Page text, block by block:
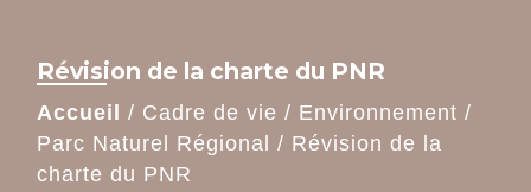
Révision de la charte du PNR
Accueil / Cadre de vie / Environnement /
Parc Naturel Régional / Révision de la
charte du PNR